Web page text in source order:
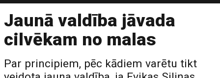
Jaunā valdība jāvada
cilvēkam no malas
Par principiem, pēc kādiem varētu tikt